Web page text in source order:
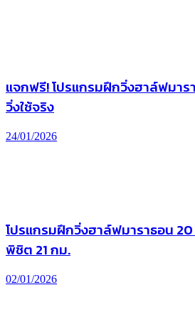
แจกฟรี! โปรแกรมฝึกวิ่งฮาล์ฟมาร
วิ่งใช้จริง
24/01/2026
โปรแกรมฝึกวิ่งฮาล์ฟมาราธอน
พิชิต 21 กม.
02/01/2026